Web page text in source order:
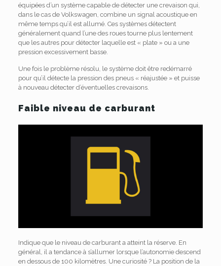
équipées d’un système capable de détecter une crevaison qui,
dans le cas de Volkswagen, combine un signal acoustique en
même temps qu’il est allumé. Ces systèmes détectent
généralement quand l’une des roues tourne plus lentement
que les autres pour détecter laquelle est « plate » ou a une
pression excessivement basse.
Une fois le problème résolu, le système doit être redémarré
pour qu’il détecte la pression des pneus « réajustée » et puisse
à nouveau détecter d’éventuelles crevaisons.
Faible niveau de carburant
Indique que le niveau de carburant a atteint la réserve. En
général, il a tendance à s’allumer lorsque l’autonomie descend
en dessous de 100 kilomètres. Une curiosité ? La position de la